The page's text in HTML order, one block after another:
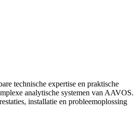
technische expertise en praktische
analytische systemen van AAVOS.
installatie en probleemoplossing